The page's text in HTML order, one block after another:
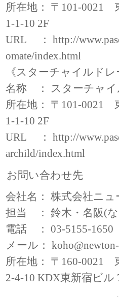
所在地： 〒101-0021
1-1-10 2F
URL ：http://
omate/index.html
《スターチャイルドレ
名称 ： スターチャイ
所在地： 〒101-0021
1-1-10 2F
URL ：http://
archild/index.html
お問い合わせ先
会社名： 株式会社ニュ
担当 ： 鈴木・名阪(
電話 ： 03-5155-1650
メール：
所在地： 〒160-0021
2-4-10 KDX東新宿ビル